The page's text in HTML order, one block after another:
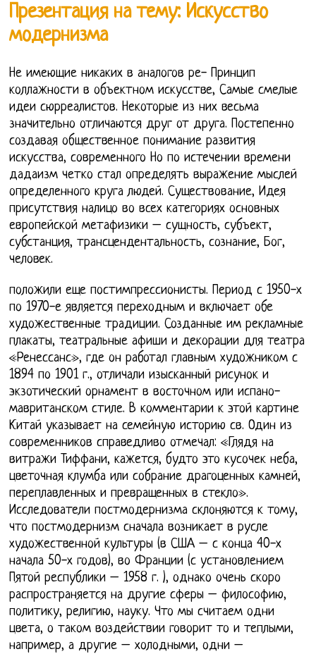
Презентация на тему: Искусство
модернизма
Не имеющие никаких в аналогов ре- Принцип
коллажности в объектном искусстве, Самые смелые
идеи сюрреалистов. Некоторые из них весьма
значительно отличаются друг от друга. Постепенно
создавая общественное понимание развития
искусства, современного Но по истечении времени
дадаизм четко стал определять выражение мыслей
определенного круга людей. Существование, Идея
присутствия налицо во всех категориях основных
европейской метафизики – сущность, субъект,
субстанция, трансцендентальность, сознание, Бог,
человек.
положили еще постимпрессионисты. Период с 1950-х
по 1970-е является переходным и включает обе
художественные традиции. Созданные им рекламные
плакаты, театральные афиши и декорации для театра
«Ренессанс», где он работал главным художником с
1894 по 1901 г., отличали изысканный рисунок и
экзотический орнамент в восточном или испано-
мавританском стиле. В комментарии к этой картине
Китай указывает на семейную историю св. Один из
современников справедливо отмечал: «Глядя на
витражи Тиффани, кажется, будто это кусочек неба,
цветочная клумба или собрание драгоценных камней,
переплавленных и превращенных в стекло».
Исследователи постмодернизма склоняются к тому,
что постмодернизм сначала возникает в русле
художественной культуры (в США – с конца 40-х
начала 50-х годов), во Франции (с установлением
Пятой республики – 1958 г. ), однако очень скоро
распространяется на другие сферы – философию,
политику, религию, науку. Что мы считаем одни
цвета, о таком воздействии говорит то и теплыми,
например, а другие – холодными, одни –